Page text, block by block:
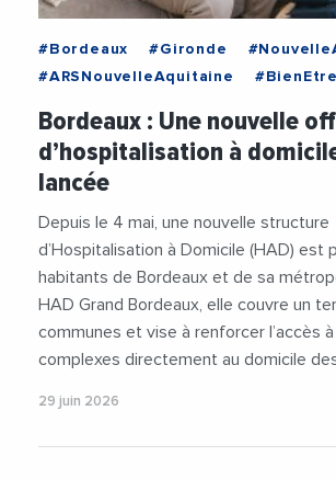
#Bordeaux #Gironde
#ARSNouvelleAquitaine
#BienEtre
#Sante
Bordeaux : Une nouvelle
d’hospitalisation à
lancée
Depuis le 4 mai, une nouvelle structure
d’Hospitalisation à Domicile (HAD) est
habitants de Bordeaux et de sa
HAD Grand Bordeaux, elle couvre un
communes et vise à renforcer l’accès
complexes directement au domicile
29 juin 2026